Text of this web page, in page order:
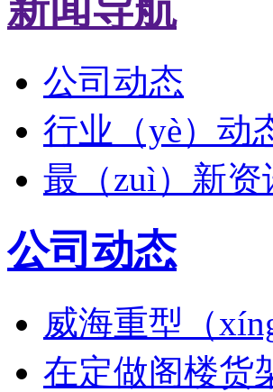
新闻导航
公司动态
行业（yè）动
最（zuì）新资
公司动态
威海重型（
在定做阁楼货